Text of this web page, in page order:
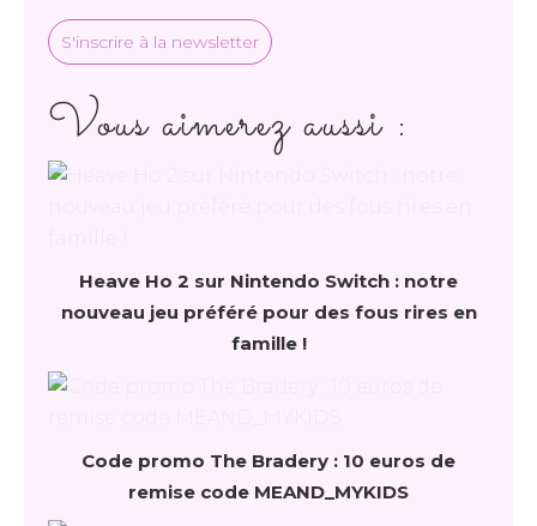
S'inscrire à la newsletter
Vous aimerez aussi :
Heave Ho 2 sur Nintendo Switch : notre
nouveau jeu préféré pour des fous rires en
famille !
Code promo The Bradery : 10 euros de
remise code MEAND_MYKIDS